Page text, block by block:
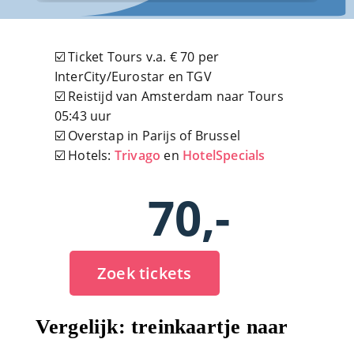
☑️ Ticket Tours v.a. € 70 per
InterCity/Eurostar en TGV
☑️ Reistijd van Amsterdam naar Tours
05:43 uur
☑️ Overstap in Parijs of Brussel
☑️ Hotels: Trivago en HotelSpecials
70,-
Zoek tickets
Vergelijk: treinkaartje naar